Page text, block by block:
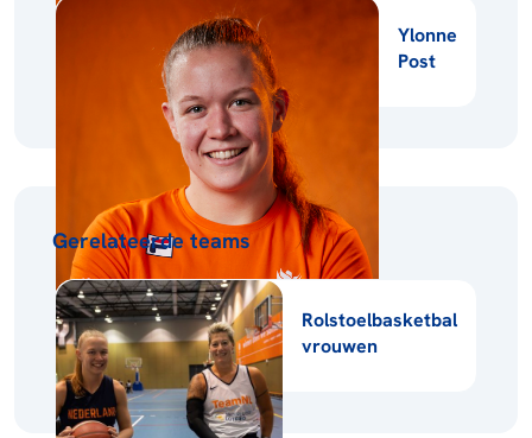
Ylonne
Post
Gerelateerde teams
Rolstoelbasketbal
vrouwen